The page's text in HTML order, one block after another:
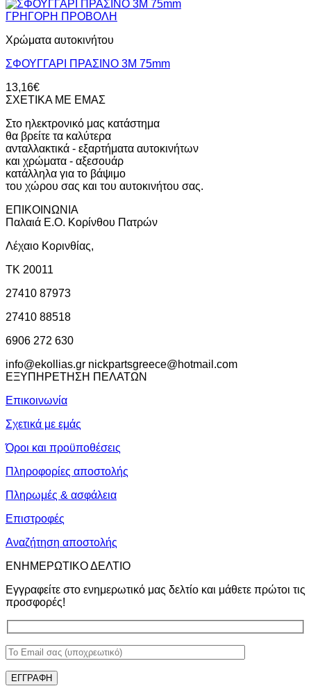
ΓΡΗΓΟΡΗ ΠΡΟΒΟΛΗ
Χρώματα αυτοκινήτου
ΣΦΟΥΓΓΑΡΙ ΠΡΑΣΙΝΟ 3Μ 75mm
13,16€
ΣΧΕΤΙΚΑ ΜΕ ΕΜΑΣ
Στο ηλεκτρονικό μας κατάστημα
θα βρείτε τα καλύτερα
ανταλλακτικά - εξαρτήματα αυτοκινήτων
και χρώματα - αξεσουάρ
κατάλληλα για το βάψιμο
του χώρου σας και του αυτοκινήτου σας.
ΕΠΙΚΟΙΝΩΝΙΑ
Παλαιά Ε.Ο. Κορίνθου Πατρών
Λέχαιο Κορινθίας,
ΤΚ 20011
27410 87973
27410 88518
6906 272 630
info@ekollias.gr nickpartsgreece@hotmail.com
ΕΞΥΠΗΡΕΤΗΣΗ ΠΕΛΑΤΩΝ
Επικοινωνία
Σχετικά με εμάς
Όροι και προϋποθέσεις
Πληροφορίες αποστολής
Πληρωμές & ασφάλεια
Επιστροφές
Αναζήτηση αποστολής
ΕΝΗΜΕΡΩΤΙΚΟ ΔΕΛΤΙΟ
Εγγραφείτε στο ενημερωτικό μας δελτίο και μάθετε πρώτοι τις
προσφορές!